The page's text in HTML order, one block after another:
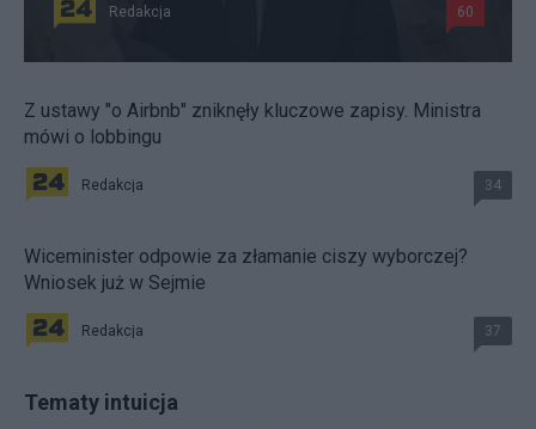
Redakcja 60
Z ustawy "o Airbnb" zniknęły kluczowe zapisy. Ministra
mówi o lobbingu
Redakcja 34
Wiceminister odpowie za złamanie ciszy wyborczej?
Wniosek już w Sejmie
Redakcja 37
Tematy intuicja